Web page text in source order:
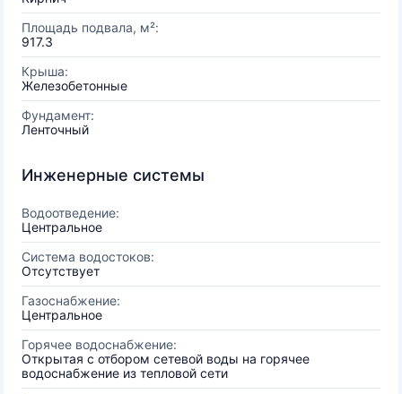
Площадь подвала, м²:
917.3
Крыша:
Железобетонные
Фундамент:
Ленточный
Инженерные системы
Водоотведение:
Центральное
Система водостоков:
Отсутствует
Газоснабжение:
Центральное
Горячее водоснабжение:
Открытая с отбором сетевой воды на горячее
водоснабжение из тепловой сети